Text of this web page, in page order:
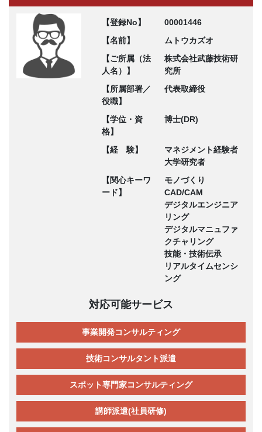
【登録No】
00001446
【名前】
ムトウカズオ
【ご所属（法
人名）】
株式会社武藤技術研
究所
【所属部署／
役職】
代表取締役
【学位・資
格】
博士(DR)
【経 験】
マネジメント経験者
大学研究者
【関心キーワ
ード】
モノづくり
CAD/CAM
デジタルエンジニア
リング
デジタルマニュファ
クチャリング
技能・技術伝承
リアルタイムセンシ
ング
対応可能サービス
事業開発コンサルティング
技術コンサルタント派遣
スポット専門家コンサルティング
講師派遣(社員研修)